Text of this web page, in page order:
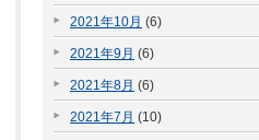
2021年10月 (6)
2021年9月 (6)
2021年8月 (6)
2021年7月 (10)